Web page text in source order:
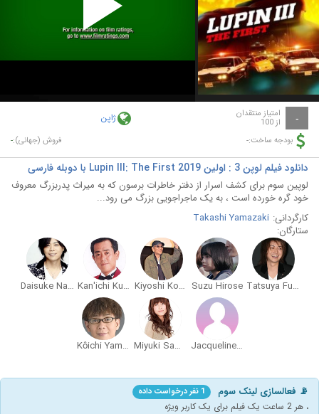
Play
Video
- امتیاز منتقدان
از 100 ژاپن
بودجه ساخت:- فروش (جهانی):-
دانلود فیلم لوپن 3 : اولین Lupin III: The First 2019 با دوبله فارسی
لوپین سوم برای کشف اسرار از دفتر خاطرات برسون که به میراث پدربزرگ معروف
خود گره خورده است ، به یک ماجراجویی بزرگ می رود...
کارگردانی: Takashi Yamazaki
ستارگان:
Tatsuya Fujiwara
Suzu Hirose
Kiyoshi Kobayashi
Kan'ichi Kurita
Daisuke Namikawa
Jacqueline Sato
Miyuki Sawashiro
Kôichi Yamadera
📡 فعالسازی لینک سوم 1 نفر درخواست داده
، هر 2 ساعت یک فیلم برای یک کاربر ویژه